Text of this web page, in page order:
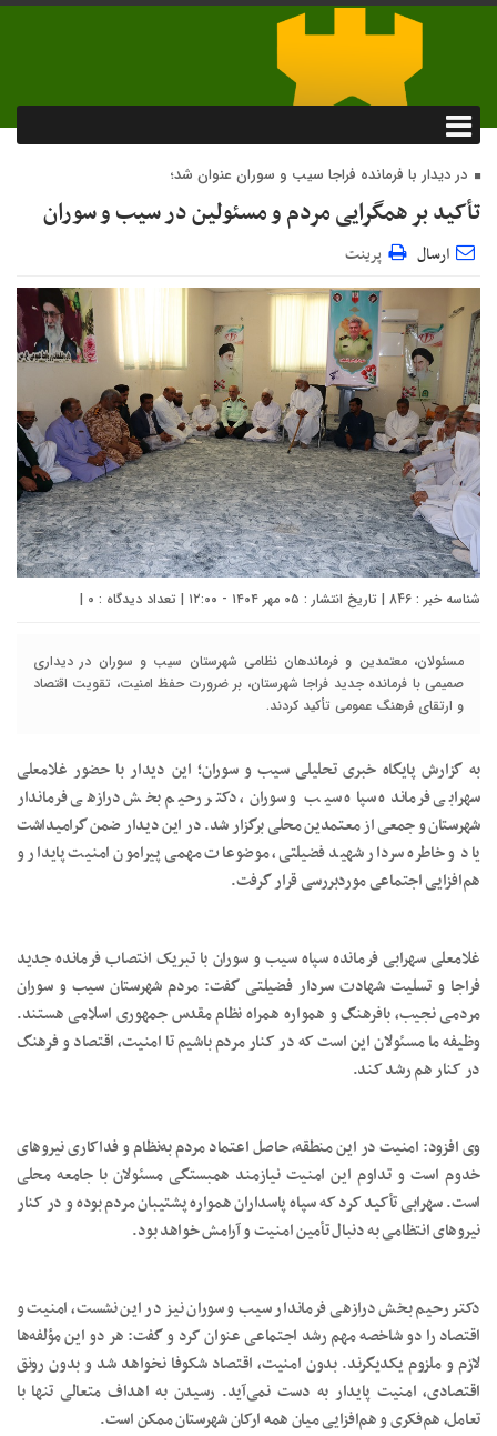
در دیدار با فرمانده فراجا سیب و سوران عنوان شد؛
تأکید بر همگرایی مردم و مسئولین در سیب و سوران
ارسال پرینت
شناسه خبر : 846 | تاریخ انتشار : ۰۵ مهر ۱۴۰۴ - ۱۲:۰۰ | تعداد دیدگاه : ۰ |
مسئولان، معتمدین و فرماندهان نظامی شهرستان سیب و سوران در دیداری
صمیمی با فرمانده جدید فراجا شهرستان، بر ضرورت حفظ امنیت، تقویت اقتصاد
و ارتقای فرهنگ عمومی تأکید کردند.
به گزارش پایگاه خبری تحلیلی سیب و سوران؛ این دیدار با حضور غلامعلی
سهرابی فرمانده سپاه سیب و سوران، دکتر رحیم بخش درازهی فرماندار
شهرستان و جمعی از معتمدین محلی برگزار شد. در این دیدار ضمن گرامیداشت
یاد و خاطره سردار شهید فضیلتی، موضوعات مهمی پیرامون امنیت پایدار و
هم‌افزایی اجتماعی موردبررسی قرار گرفت.
غلامعلی سهرابی فرمانده سپاه سیب و سوران با تبریک انتصاب فرمانده جدید
فراجا و تسلیت شهادت سردار فضیلتی گفت: مردم شهرستان سیب و سوران
مردمی نجیب، بافرهنگ و همواره همراه نظام مقدس جمهوری اسلامی هستند.
وظیفه ما مسئولان این است که در کنار مردم باشیم تا امنیت، اقتصاد و فرهنگ
در کنار هم رشد کند.
وی افزود: امنیت در این منطقه، حاصل اعتماد مردم به‌نظام و فداکاری نیروهای
خدوم است و تداوم این امنیت نیازمند همبستگی مسئولان با جامعه محلی
است. سهرابی تأکید کرد که سپاه پاسداران همواره پشتیبان مردم بوده و در کنار
نیروهای انتظامی به دنبال تأمین امنیت و آرامش خواهد بود.
دکتر رحیم بخش درازهی فرماندار سیب و سوران نیز در این نشست، امنیت و
اقتصاد را دو شاخصه مهم رشد اجتماعی عنوان کرد و گفت: هر دو این مؤلفه‌ها
لازم و ملزوم یکدیگرند. بدون امنیت، اقتصاد شکوفا نخواهد شد و بدون رونق
اقتصادی، امنیت پایدار به دست نمی‌آید. رسیدن به اهداف متعالی تنها با
تعامل، هم‌فکری و هم‌افزایی میان همه ارکان شهرستان ممکن است.